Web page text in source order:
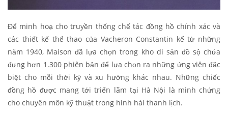
Để minh hoạ cho truyền thống chế tác đồng hồ chính xác và
các thiết kế thể thao của Vacheron Constantin kể từ những
năm 1940, Maison đã lựa chọn trong kho di sản đồ sộ chứa
đựng hơn 1.300 phiên bản để lựa chọn ra những ứng viên đặc
biệt cho mỗi thời kỳ và xu hướng khác nhau. Những chiếc
đồng hồ được mang tới triển lãm tại Hà Nội là minh chứng
cho chuyên môn kỹ thuật trong hình hài thanh lịch.